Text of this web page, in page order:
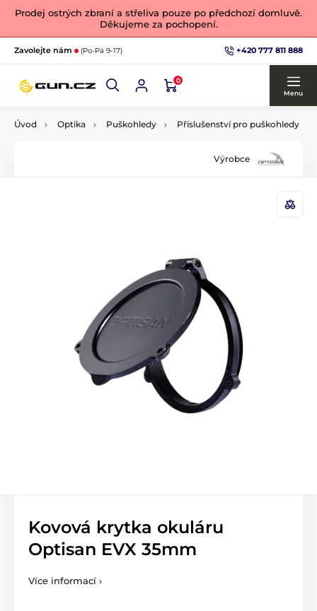
Prodej ostrých zbraní a střeliva pouze po předchozí domluvě.
Děkujeme za pochopení.
Zavolejte nám (Po-Pá 9-17) +420 777 811 888
0
Menu
Úvod Optika Puškohledy Příslušenství pro puškohledy
Výrobce
Kovová krytka okuláru
Optisan EVX 35mm
Více informací ›